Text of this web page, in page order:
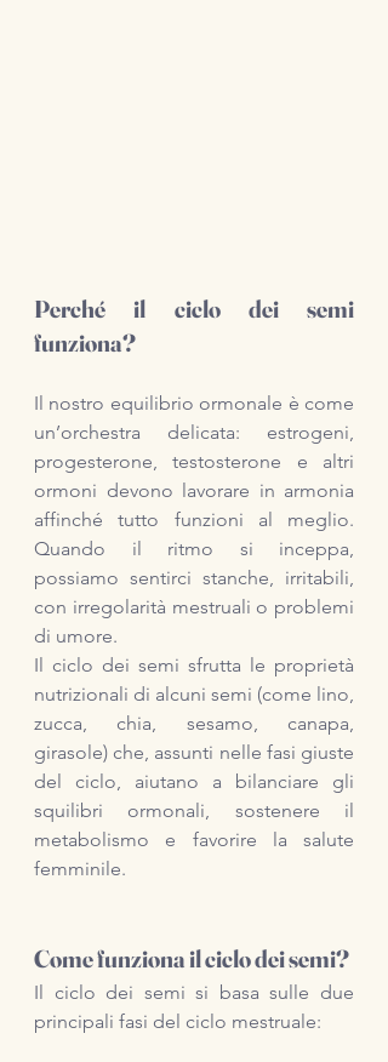
Perché il ciclo dei semi
funziona?
Il nostro equilibrio ormonale è come
un’orchestra delicata: estrogeni,
progesterone, testosterone e altri
ormoni devono lavorare in armonia
affinché tutto funzioni al meglio.
Quando il ritmo si inceppa,
possiamo sentirci stanche, irritabili,
con irregolarità mestruali o problemi
di umore.
Il ciclo dei semi sfrutta le proprietà
nutrizionali di alcuni semi (come lino,
zucca, chia, sesamo, canapa,
girasole) che, assunti nelle fasi giuste
del ciclo, aiutano a bilanciare gli
squilibri ormonali, sostenere il
metabolismo e favorire la salute
femminile.
Come funziona il ciclo dei semi?
Il ciclo dei semi si basa sulle due
principali fasi del ciclo mestruale: